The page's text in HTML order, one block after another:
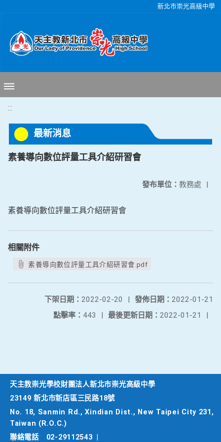
新北市崇光高級中學
:::
最新消息
素養導向數位評量工具介紹研習會
發布單位： 教務處 |
素養導向數位評量工具介紹研習會
相關附件
素養導向數位評量工具介紹研習會.pdf
發佈日期： 2022-01-21
下架日期： 2022-02-20
|
最後更新日期： 2022-01-21 |
點擊率： 443 |
天主教崇光學校財團法人新北市崇光高級中學
23149 新北市新店區三民路18號
No. 18, Sanmin Rd., Xindian Dist., New Taipei City 231,
Taiwan (R.O.C.)
聯絡電話
02-29112543